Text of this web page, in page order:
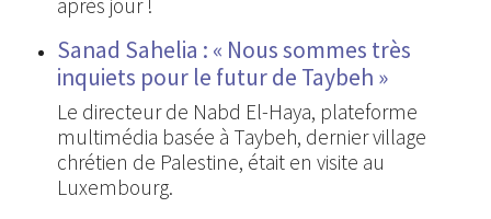
après jour !
Sanad Sahelia : « Nous sommes très
inquiets pour le futur de Taybeh »
Le directeur de Nabd El-Haya, plateforme
multimédia basée à Taybeh, dernier village
chrétien de Palestine, était en visite au
Luxembourg.